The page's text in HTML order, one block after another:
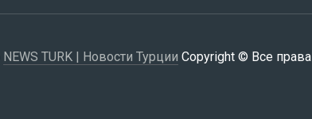
NEWS TURK | Новости Турции Copyright © Все права